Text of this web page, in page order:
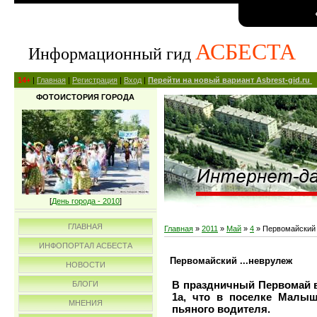
Информационный гид АСБЕСТА
14+ | Главная | Регистрация | Вход | Перейти на новый вариант Asbrest-gid.ru
ФОТОИСТОРИЯ ГОРОДА
[День города - 2010]
ГЛАВНАЯ
ИНФОПОРТАЛ АСБЕСТА
НОВОСТИ
БЛОГИ
МНЕНИЯ
Главная » 2011 » Май » 4 »
Первомайский ...неврулеж
В праздничный Первомай
1а, что в поселке
пьяного водителя.